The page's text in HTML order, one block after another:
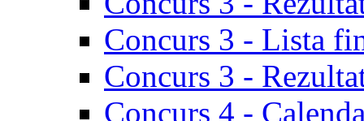
Concurs 3 - Lista
Concurs 3 -
Concurs 4 -